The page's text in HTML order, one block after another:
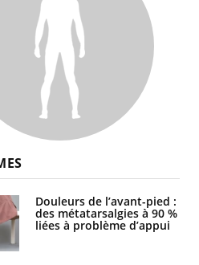
Douleurs de l’avant-pied :
des métatarsalgies à 90 %
liées à problème d’appui